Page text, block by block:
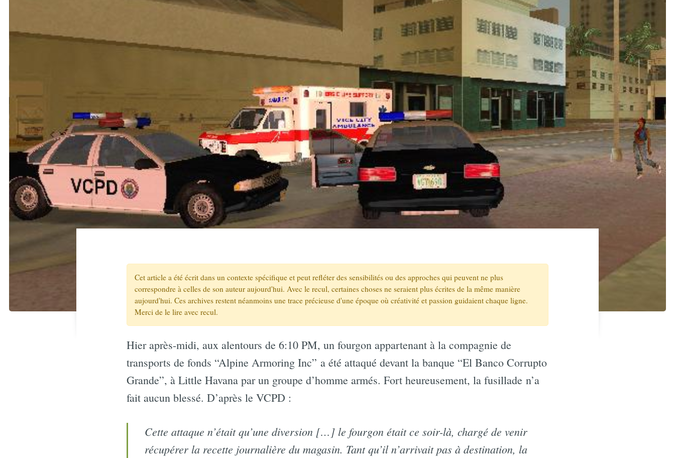
Cet article a été écrit dans un contexte spécifique et peut refléter des sensibilités ou des approches qui peuvent ne plus
correspondre à celles de son auteur aujourd'hui. Avec le recul, certaines choses ne seraient plus écrites de la même manière
aujourd'hui. Ces archives restent néanmoins une trace précieuse d'une époque où créativité et passion guidaient chaque ligne.
Merci de le lire avec recul.
Hier après-midi, aux alentours de 6:10 PM, un fourgon appartenant à la compagnie de
transports de fonds “Alpine Armoring Inc” a été attaqué devant la banque “El Banco Corrupto
Grande”, à Little Havana par un groupe d’homme armés. Fort heureusement, la fusillade n’a
fait aucun blessé. D’après le VCPD :
Cette attaque n’était qu’une diversion […] le fourgon était ce soir-là, chargé de venir
récupérer la recette journalière du magasin. Tant qu’il n’arrivait pas à destination, la